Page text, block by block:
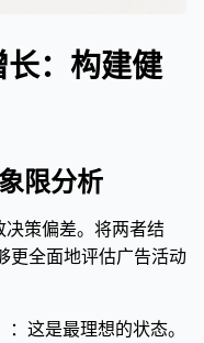
长：构建健
限分析
决策偏差。将两者结
更全面地评估广告活动
：这是最理想的状态。